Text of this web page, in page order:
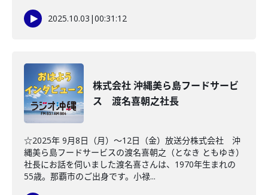
2025.10.03 |00:31:12
株式会社 沖縄美ら島フードサービ
ス 渡名喜朝之社長
☆2025年 9月8日（月）～12日（金）放送分株式会社 沖
縄美ら島フードサービスの渡名喜朝之（となき ともゆき）
社長にお話を伺いました渡名喜さんは、1970年生まれの
55歳。那覇市のご出身です。小禄...